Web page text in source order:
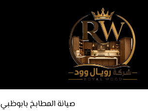
صيانة المطابخ بابوظبي